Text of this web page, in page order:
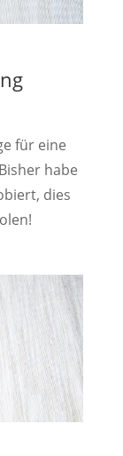
für eine
habe
dies